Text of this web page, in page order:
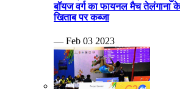
बॉयज वर्ग का फायनल मैच तेलंगाना
खिताब पर कब्जा
— Feb 03 2023